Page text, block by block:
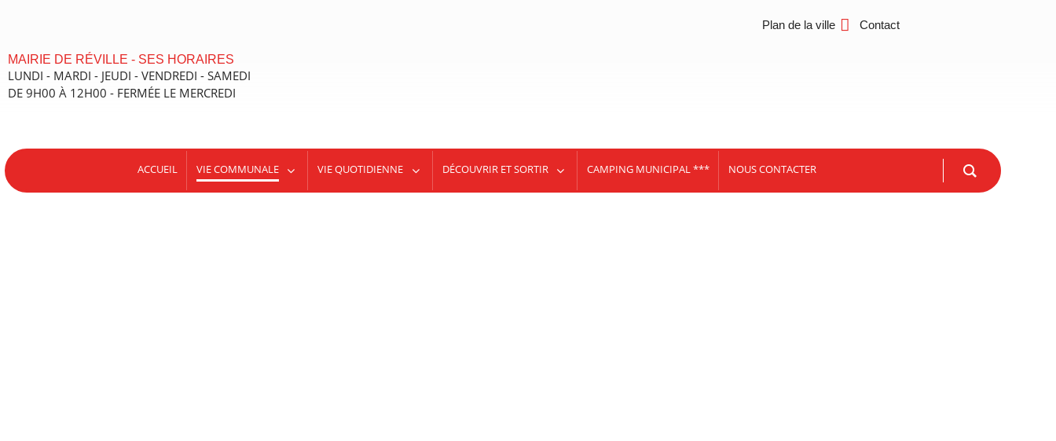
MAIRIE DE RÉVILLE - SES HORAIRES
LUNDI - MARDI - JEUDI - VENDREDI - SAMEDI
DE 9H00 À 12H00 - FERMÉE LE MERCREDI
Plan de la ville Contact
ACCUEIL VIE COMMUNALE VIE QUOTIDIENNE DÉCOUVRIR ET SORTIR CAMPING MUNICIPAL *** NOUS CONTACTER